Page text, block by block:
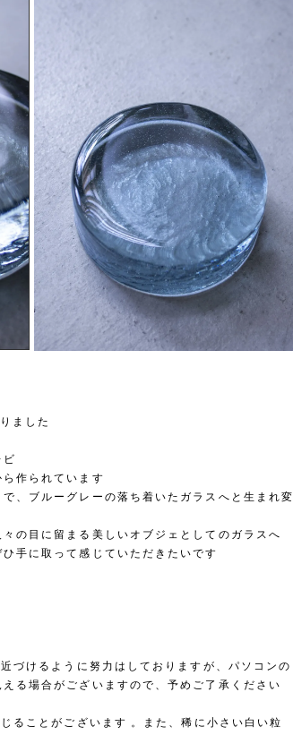
ました
作られています
、ブルーグレーの落ち着いたガラスへと生まれ変
の目に留まる美しいオブジェとしてのガラスへ
手に取って感じていただきたいです
づけるように努力はしておりますが、パソコンの
る場合がございますので、予めご了承ください
ることがございます 。また、稀に小さい白い粒